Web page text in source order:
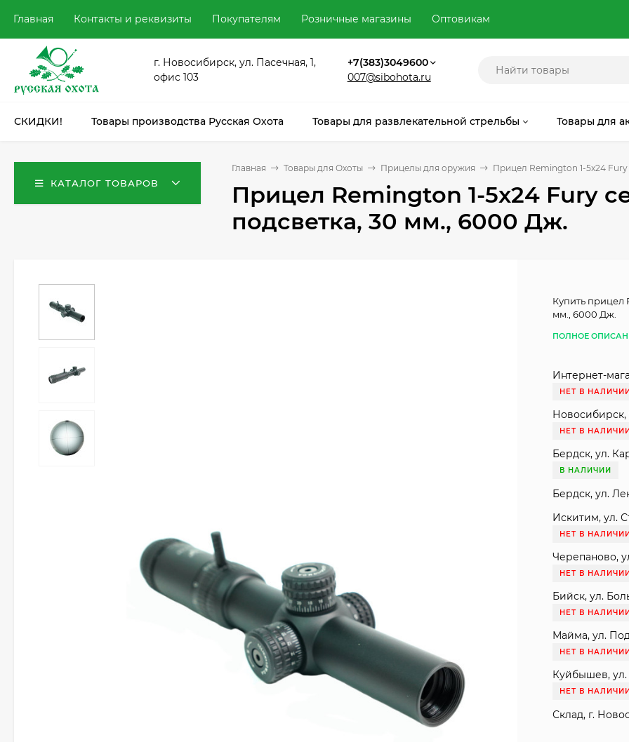
Главная Контакты и реквизиты Покупателям Розничные магазины Оптовикам
г. Новосибирск, ул. Пасечная, 1,
офис 103
+7(383)3049600
007@sibohota.ru
СКИДКИ! Товары производства Русская Охота Товары для развлекательной стрельбы Товары для
КАТАЛОГ ТОВАРОВ
Главная Товары для Охоты Прицелы для оружия Прицел Remington 1-5x24 Fury
Прицел Remington 1-5x24 Fury
подсветка, 30 мм., 6000 Дж.
Купить прицел
мм., 6000 Дж.
ПОЛНОЕ
Интернет-
НЕТ В
Новосибирск,
НЕТ В
Бердск, ул.
В НАЛИЧИИ
Бердск, ул.
Искитим, ул.
НЕТ В
Черепаново,
НЕТ В
Бийск, ул.
НЕТ В
Майма, ул.
НЕТ В
Куйбышев, ул.
НЕТ В
Склад, г.